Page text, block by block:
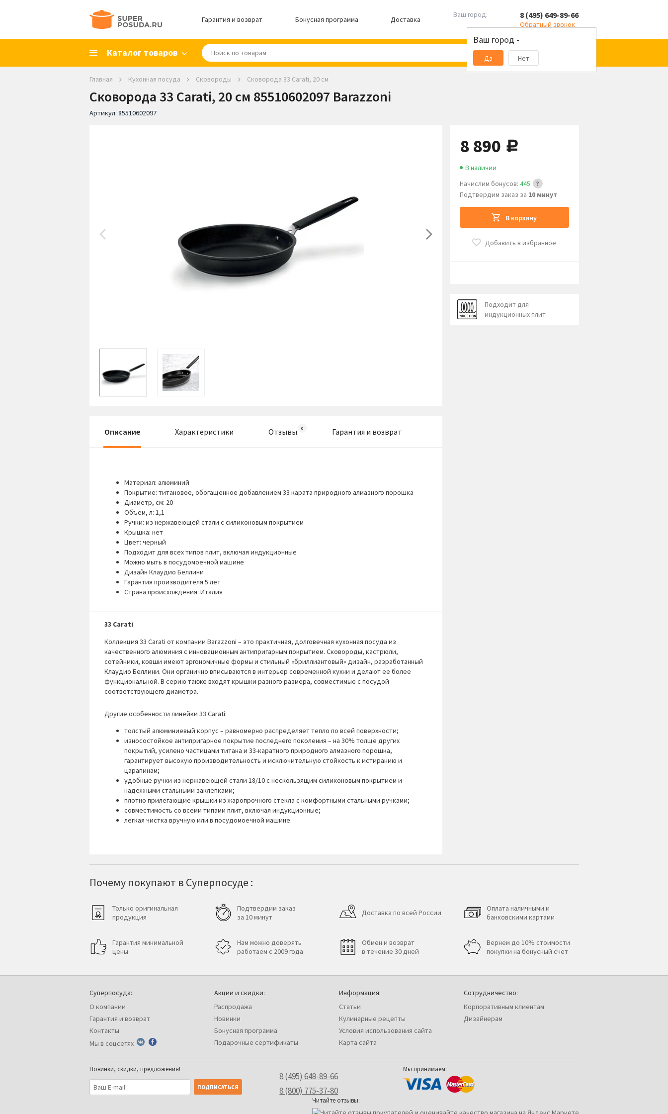
Гарантия и возврат Бонусная программа Доставка
Ваш город:
Ваш город -
Да Нет
8 (495) 649-89-66
Обратный звонок
Каталог товаров
Главная Кухонная посуда Сковороды Сковорода 33 Carati, 20 см
Сковорода 33 Carati, 20 см 85510602097 Barazzoni
Артикул: 85510602097
8 890 руб.
Начислим бонусов: 445
Подтвердим заказ за 10 минут
В наличии
В корзину
Добавить в избранное
Подходит для
индукционных плит
Описание Характеристики Отзывы Гарантия и возврат
Материал: алюминий
Покрытие: титановое, обогащенное добавлением 33 карата природного алмазного порошка
Диаметр, см: 20
Объем, л: 1,1
Ручки: из нержавеющей стали с силиконовым покрытием
Крышка: нет
Цвет: черный
Подходит для всех типов плит, включая индукционные
Можно мыть в посудомоечной машине
Дизайн Клаудио Беллини
Гарантия производителя 5 лет
Страна происхождения: Италия
33 Carati
Коллекция 33 Carati от компании Barazzoni – это практичная, долговечная кухонная посуда из
качественного алюминия с инновационным антипригарным покрытием. Сковороды, кастрюли,
сотейники, ковши имеют эргономичные формы и стильный «бриллиантовый» дизайн, разработанный
Клаудио Беллини. Они органично вписываются в интерьер современной кухни и делают ее более
функциональной. В серию также входят крышки разного размера, совместимые с посудой
соответствующего диаметра.
Другие особенности линейки 33 Carati:
толстый алюминиевый корпус – равномерно распределяет тепло по всей поверхности;
износостойкое антипригарное покрытие последнего поколения – на 30% толще других
покрытий, усилено частицами титана и 33-каратного природного алмазного порошка,
гарантирует высокую производительность и исключительную стойкость к истиранию и
царапинам;
удобные ручки из нержавеющей стали 18/10 с нескользящим силиконовым покрытием и
надежными стальными заклепками;
плотно прилегающие крышки из жаропрочного стекла с комфортными стальными ручками;
совместимость со всеми типами плит, включая индукционные;
легкая чистка вручную или в посудомоечной машине.
Почему покупают в Суперпосуде :
Только оригинальная
продукция
Гарантия минимальной
цены
Подтвердим заказ
за 10 минут
Нам можно доверять
работаем с 2009 года
Доставка по всей России
Обмен и возврат
в течение 30 дней
Оплата наличными и
банковскими картами
Вернем до 10% стоимости
покупки на бонусный счет
Суперпосуда:
О компании
Гарантия и возврат
Контакты
Мы в соцсетях
Акции и скидки:
Распродажа
Новинки
Бонусная программа
Подарочные сертификаты
Информация:
Статьи
Кулинарные рецепты
Условия использования сайта
Карта сайта
Сотрудничество:
Корпоративным клиентам
Дизайнерам
Новинки, скидки, предложения!
8 (495) 649-89-66
8 (800) 775-37-80
Мы принимаем:
Читайте отзывы: